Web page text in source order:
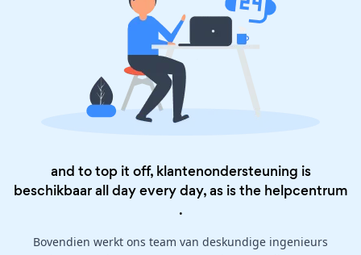
and to top it off, klantenondersteuning is
beschikbaar all day every day, as is the helpcentrum
.
Bovendien werkt ons team van deskundige ingenieurs